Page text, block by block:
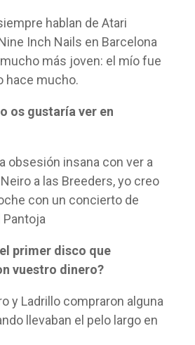
hablan de Atari
Inch Nails en Barcelona
más joven: el mío fue
hace mucho.
os gustaría ver en
obsesión insana con ver a
a las Breeders, yo creo
con un concierto de
Pantoja
primer disco que
vuestro dinero?
y Ladrillo compraron alguna
llevaban el pelo largo en